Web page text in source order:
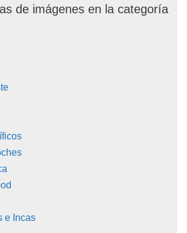
de imágenes en la categoría
e Incas